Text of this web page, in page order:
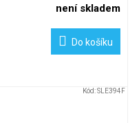
není skladem
Do košíku
Kód:SLE394F